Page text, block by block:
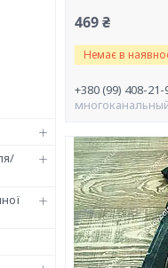
469 ₴
Немає в
+380 (99) 408-21-